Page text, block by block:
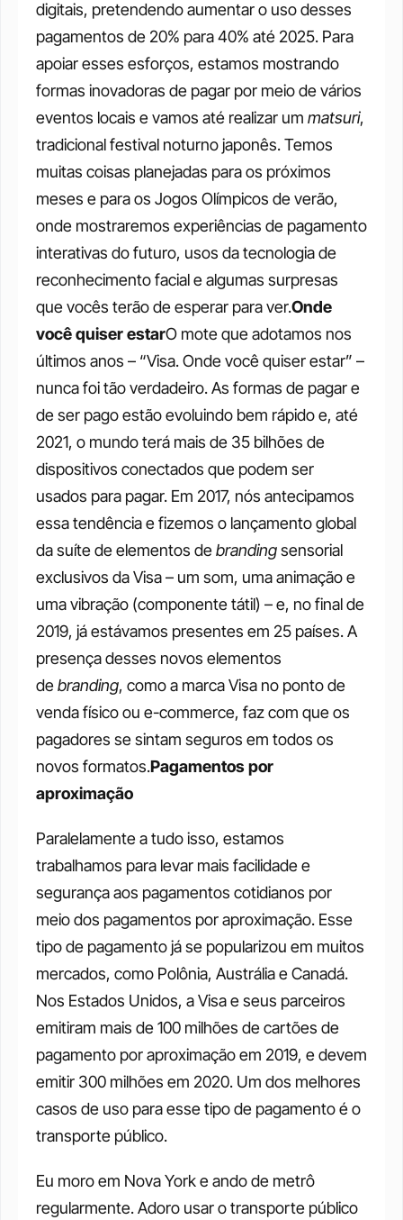
digitais, pretendendo aumentar o uso desses
pagamentos de 20% para 40% até 2025. Para
apoiar esses esforços, estamos mostrando
formas inovadoras de pagar por meio de vários
eventos locais e vamos até realizar um matsuri,
tradicional festival noturno japonês. Temos
muitas coisas planejadas para os próximos
meses e para os Jogos Olímpicos de verão,
onde mostraremos experiências de pagamento
interativas do futuro, usos da tecnologia de
reconhecimento facial e algumas surpresas
que vocês terão de esperar para ver.Onde
você quiser estarO mote que adotamos nos
últimos anos – “Visa. Onde você quiser estar” –
nunca foi tão verdadeiro. As formas de pagar e
de ser pago estão evoluindo bem rápido e, até
2021, o mundo terá mais de 35 bilhões de
dispositivos conectados que podem ser
usados para pagar. Em 2017, nós antecipamos
essa tendência e fizemos o lançamento global
da suíte de elementos de branding sensorial
exclusivos da Visa – um som, uma animação e
uma vibração (componente tátil) – e, no final de
2019, já estávamos presentes em 25 países. A
presença desses novos elementos
de branding, como a marca Visa no ponto de
venda físico ou e-commerce, faz com que os
pagadores se sintam seguros em todos os
novos formatos.Pagamentos por
aproximação
Paralelamente a tudo isso, estamos
trabalhamos para levar mais facilidade e
segurança aos pagamentos cotidianos por
meio dos pagamentos por aproximação. Esse
tipo de pagamento já se popularizou em muitos
mercados, como Polônia, Austrália e Canadá.
Nos Estados Unidos, a Visa e seus parceiros
emitiram mais de 100 milhões de cartões de
pagamento por aproximação em 2019, e devem
emitir 300 milhões em 2020. Um dos melhores
casos de uso para esse tipo de pagamento é o
transporte público.
Eu moro em Nova York e ando de metrô
regularmente. Adoro usar o transporte público